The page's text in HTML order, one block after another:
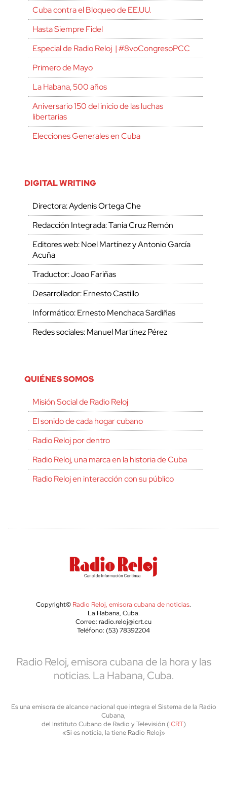
Cuba contra el Bloqueo de EE.UU.
Hasta Siempre Fidel
Especial de Radio Reloj | #8voCongresoPCC
Primero de Mayo
La Habana, 500 años
Aniversario 150 del inicio de las luchas
libertarias
Elecciones Generales en Cuba
DIGITAL WRITING
Directora: Aydenis Ortega Che
Redacción Integrada: Tania Cruz Remón
Editores web: Noel Martínez y Antonio García
Acuña
Traductor: Joao Fariñas
Desarrollador: Ernesto Castillo
Informático: Ernesto Menchaca Sardiñas
Redes sociales: Manuel Martínez Pérez
QUIÉNES SOMOS
Misión Social de Radio Reloj
El sonido de cada hogar cubano
Radio Reloj por dentro
Radio Reloj, una marca en la historia de Cuba
Radio Reloj en interacción con su público
Copyright© Radio Reloj, emisora cubana de noticias.
La Habana, Cuba.
Correo: radio.reloj@icrt.cu
Teléfono: (53) 78392204
Radio Reloj, emisora cubana de la hora y las
noticias. La Habana, Cuba.
Es una emisora de alcance nacional que integra el Sistema de la Radio
Cubana,
del Instituto Cubano de Radio y Televisión (ICRT)
«Si es noticia, la tiene Radio Reloj»